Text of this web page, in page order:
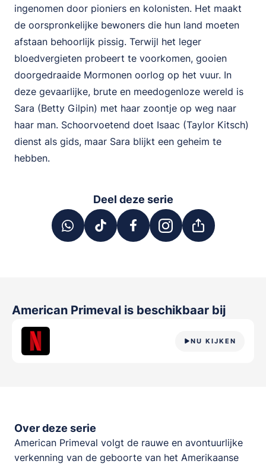
ingenomen door pioniers en kolonisten. Het maakt
de oorspronkelijke bewoners die hun land moeten
afstaan behoorlijk pissig. Terwijl het leger
bloedvergieten probeert te voorkomen, gooien
doorgedraaide Mormonen oorlog op het vuur. In
deze gevaarlijke, brute en meedogenloze wereld is
Sara (Betty Gilpin) met haar zoontje op weg naar
haar man. Schoorvoetend doet Isaac (Taylor Kitsch)
dienst als gids, maar Sara blijkt een geheim te
hebben.
Deel deze serie
American Primeval is beschikbaar bij
NU KIJKEN
Over deze serie
American Primeval volgt de rauwe en avontuurlijke
verkenning van de geboorte van het Amerikaanse